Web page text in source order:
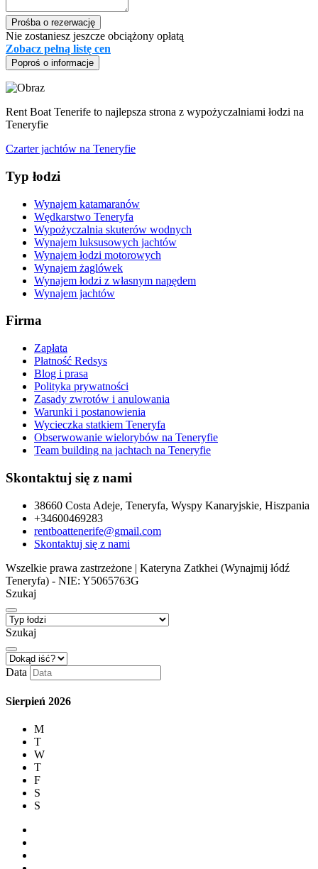
Prośba o rezerwację
Nie zostaniesz jeszcze obciążony opłatą
Zobacz pełną listę cen
Poproś o informacje
Rent Boat Tenerife to najlepsza strona z wypożyczalniami łodzi na
Teneryfie
Czarter jachtów na Teneryfie
Typ łodzi
Wynajem katamaranów
Wędkarstwo Teneryfa
Wypożyczalnia skuterów wodnych
Wynajem luksusowych jachtów
Wynajem łodzi motorowych
Wynajem żaglówek
Wynajem łodzi z własnym napędem
Wynajem jachtów
Firma
Zapłata
Płatność Redsys
Blog i prasa
Polityka prywatności
Zasady zwrotów i anulowania
Warunki i postanowienia
Wycieczka statkiem Teneryfa
Obserwowanie wielorybów na Teneryfie
Team building na jachtach na Teneryfie
Skontaktuj się z nami
38660 Costa Adeje, Teneryfa, Wyspy Kanaryjskie, Hiszpania
+34600469283
rentboattenerife@gmail.com
Skontaktuj się z nami
Wszelkie prawa zastrzeżone | Kateryna Zatkhei (Wynajmij łódź
Teneryfa) - NIE: Y5065763G
Szukaj
Szukaj
Data
Sierpień 2026
M
T
W
T
F
S
S